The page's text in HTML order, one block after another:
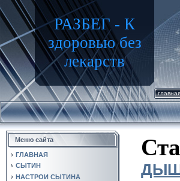
РАЗБЕГ - К
здоровью без
лекарств
главная
Меню сайта
ГЛАВНАЯ
СЫТИН
НАСТРОИ СЫТИНА